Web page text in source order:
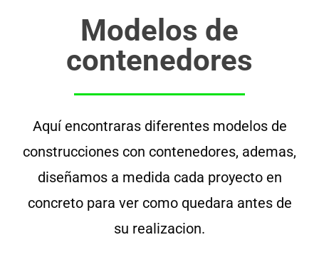
Modelos de
contenedores
Aquí encontraras diferentes modelos de
construcciones con contenedores, ademas,
diseñamos a medida cada proyecto en
concreto para ver como quedara antes de
su realizacion.